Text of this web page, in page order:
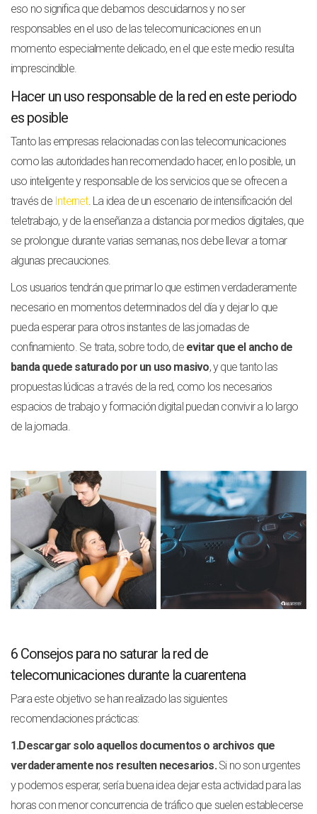
eso no significa que debamos descuidarnos y no ser
responsables en el uso de las telecomunicaciones en un
momento especialmente delicado, en el que este medio resulta
imprescindible.
Hacer un uso responsable de la red en este periodo
es posible
Tanto las empresas relacionadas con las telecomunicaciones
como las autoridades han recomendado hacer, en lo posible, un
uso inteligente y responsable de los servicios que se ofrecen a
través de Internet. La idea de un escenario de intensificación del
teletrabajo, y de la enseñanza a distancia por medios digitales, que
se prolongue durante varias semanas, nos debe llevar a tomar
algunas precauciones.
Los usuarios tendrán que primar lo que estimen verdaderamente
necesario en momentos determinados del día y dejar lo que
pueda esperar para otros instantes de las jornadas de
confinamiento. Se trata, sobre todo, de evitar que el ancho de
banda quede saturado por un uso masivo, y que tanto las
propuestas lúdicas a través de la red, como los necesarios
espacios de trabajo y formación digital puedan convivir a lo largo
de la jornada.
6 Consejos para no saturar la red de
telecomunicaciones durante la cuarentena
Para este objetivo se han realizado las siguientes
recomendaciones prácticas:
1.Descargar solo aquellos documentos o archivos que
verdaderamente nos resulten necesarios.Si no son urgentes
y podemos esperar, sería buena idea dejar esta actividad para las
horas con menor concurrencia de tráfico que suelen establecerse